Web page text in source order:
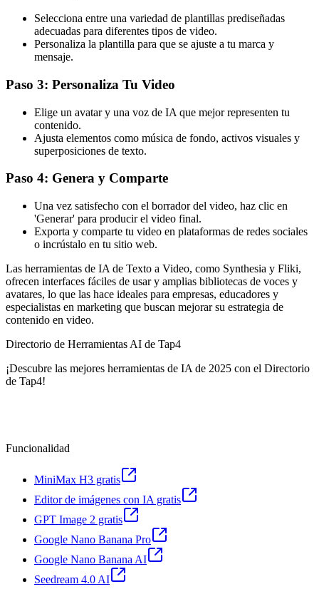
Selecciona entre una variedad de plantillas prediseñadas
adecuadas para diferentes tipos de video.
Personaliza la plantilla para que se ajuste a tu marca y
mensaje.
Paso 3: Personaliza Tu Video
Elige un avatar y una voz de IA que mejor representen tu
contenido.
Ajusta elementos como música de fondo, activos visuales y
superposiciones de texto.
Paso 4: Genera y Comparte
Una vez satisfecho con el borrador del video, haz clic en
'Generar' para producir el video final.
Exporta y comparte tu video en plataformas de redes sociales
o incrústalo en tu sitio web.
Las herramientas de IA de Texto a Video, como Synthesia y Fliki,
ofrecen interfaces fáciles de usar y amplias bibliotecas de voces y
avatares, lo que las hace ideales para empresas, educadores y
especialistas en marketing que buscan mejorar su estrategia de
contenido en video.
Directorio de Herramientas AI de Tap4
¡Descubre las mejores herramientas de IA de 2025 con el Directorio
de Tap4!
Funcionalidad
MiniMax H3 gratis
Editor de imágenes con IA gratis
GPT Image 2 gratis
Google Nano Banana Pro
Google Nano Banana AI
Seedream 4.0 AI